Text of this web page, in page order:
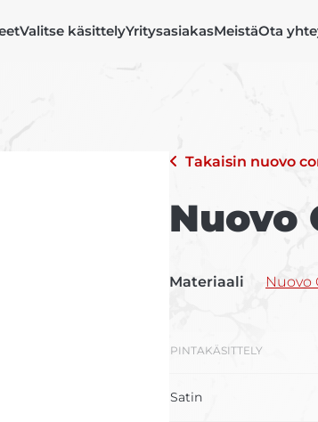
Valitse käsittelyYritysasiakasMeistäOta
Takaisin nuovo
Nuovo
Materiaali Nuovo
PINTAKÄSITTELY
Satin